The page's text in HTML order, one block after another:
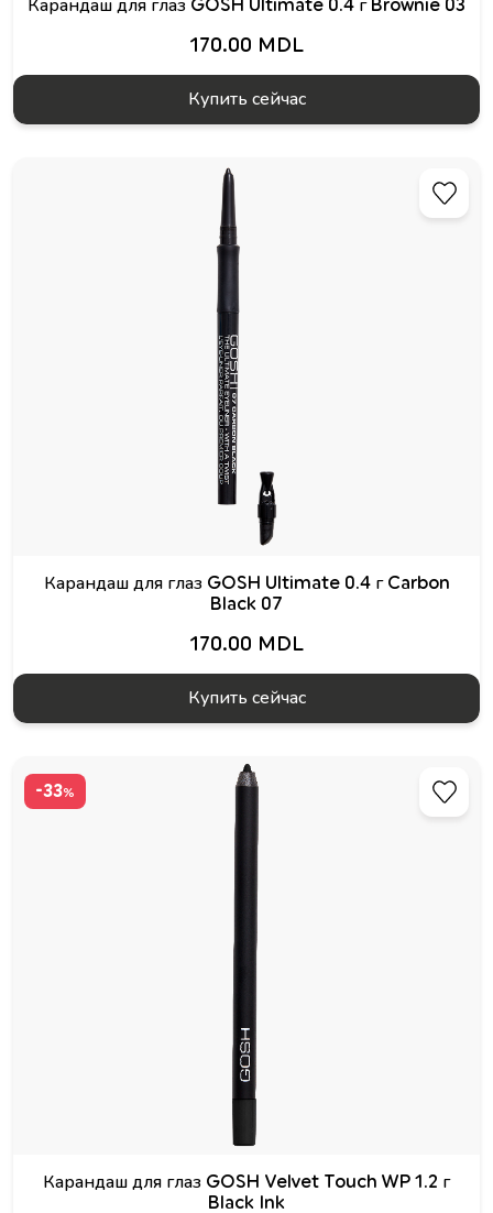
Карандаш для глаз GOSH Ultimate 0.4 г Brownie 03
170.00 MDL
Купить сейчас
Карандаш для глаз GOSH Ultimate 0.4 г Carbon
Black 07
170.00 MDL
Купить сейчас
-33%
Карандаш для глаз GOSH Velvet Touch WP 1.2 г
Black Ink